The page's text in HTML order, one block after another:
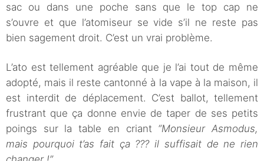
sac ou dans une poche sans que le top cap ne
s’ouvre et que l’atomiseur se vide s’il ne reste pas
bien sagement droit. C’est un vrai problème.
L’ato est tellement agréable que je l’ai tout de même
adopté, mais il reste cantonné à la vape à la maison, il
est interdit de déplacement. C’est ballot, tellement
frustrant que ça donne envie de taper de ses petits
poings sur la table en criant “Monsieur Asmodus,
mais pourquoi t’as fait ça ??? il suffisait de ne rien